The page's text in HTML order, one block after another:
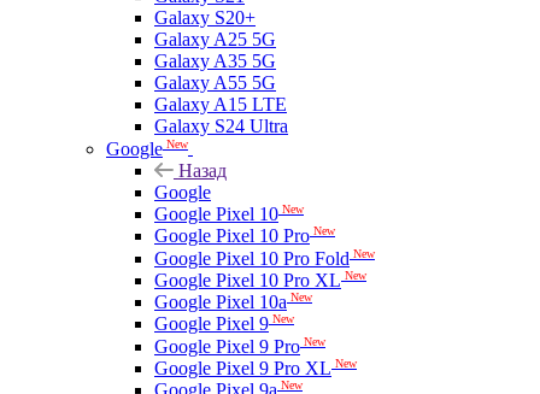
Galaxy S20+
Galaxy A25 5G
Galaxy A35 5G
Galaxy A55 5G
Galaxy A15 LTE
Galaxy S24 Ultra
Google New
Назад
Google
Google Pixel 10 New
Google Pixel 10 Pro New
Google Pixel 10 Pro Fold New
Google Pixel 10 Pro XL New
Google Pixel 10a New
Google Pixel 9 New
Google Pixel 9 Pro New
Google Pixel 9 Pro XL New
New